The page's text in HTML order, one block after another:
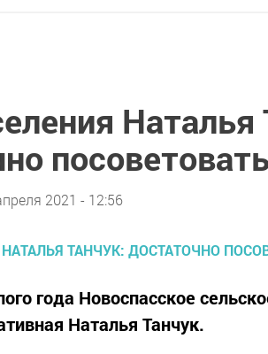
Наталья
2021 - 12:56
года Новоспасское
Наталья Танчук.